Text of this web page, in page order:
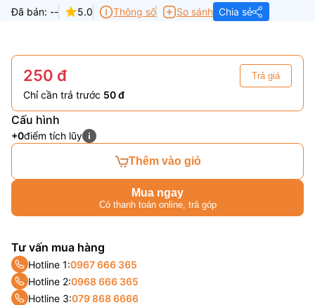
Đã bán: -- 5.0 Thông số So sánh Chia sẻ
250 đ Trả giá
Chỉ cần trả trước 50 đ
Cấu hình
+0điểm tích lũy
Thêm vào giỏ
Mua ngay
Có thanh toán online, trả góp
Tư vấn mua hàng
Hotline 1:0967 666 365
Hotline 2:0968 666 365
Hotline 3:079 868 6666